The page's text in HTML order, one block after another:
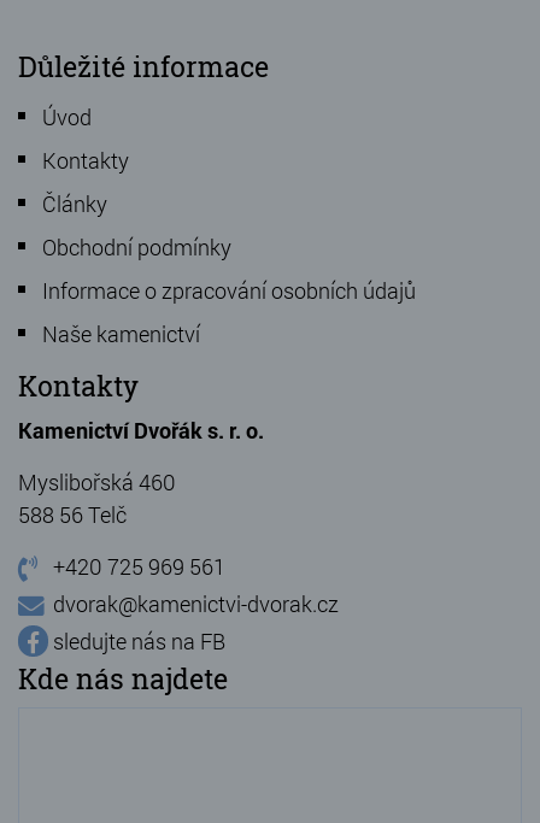
Důležité informace
Úvod
Kontakty
Články
Obchodní podmínky
Informace o zpracování osobních údajů
Naše kamenictví
Kontakty
Kamenictví Dvořák s. r. o.
Myslibořská 460
588 56 Telč
+420 725 969 561
dvorak@kamenictvi-dvorak.cz
sledujte nás na FB
Kde nás najdete